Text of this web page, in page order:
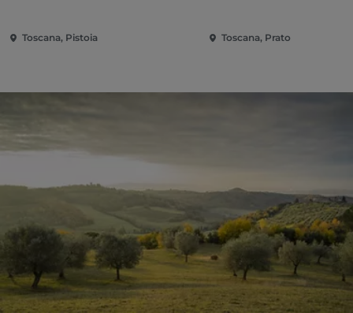
Toscana, Pistoia Toscana, Prato